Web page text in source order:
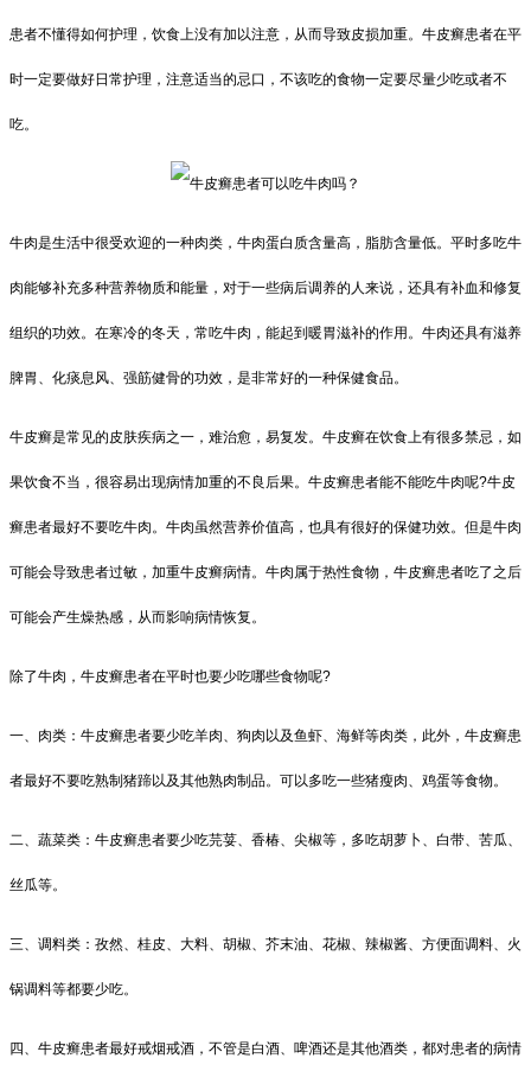
患者不懂得如何护理，饮食上没有加以注意，从而导致皮损加重。牛皮癣患者在平
时一定要做好日常护理，注意适当的忌口，不该吃的食物一定要尽量少吃或者不
吃。
牛肉是生活中很受欢迎的一种肉类，牛肉蛋白质含量高，脂肪含量低。平时多吃牛
肉能够补充多种营养物质和能量，对于一些病后调养的人来说，还具有补血和修复
组织的功效。在寒冷的冬天，常吃牛肉，能起到暖胃滋补的作用。牛肉还具有滋养
脾胃、化痰息风、强筋健骨的功效，是非常好的一种保健食品。
牛皮癣是常见的皮肤疾病之一，难治愈，易复发。牛皮癣在饮食上有很多禁忌，如
果饮食不当，很容易出现病情加重的不良后果。牛皮癣患者能不能吃牛肉呢?牛皮
癣患者最好不要吃牛肉。牛肉虽然营养价值高，也具有很好的保健功效。但是牛肉
可能会导致患者过敏，加重牛皮癣病情。牛肉属于热性食物，牛皮癣患者吃了之后
可能会产生燥热感，从而影响病情恢复。
除了牛肉，牛皮癣患者在平时也要少吃哪些食物呢?
一、肉类：牛皮癣患者要少吃羊肉、狗肉以及鱼虾、海鲜等肉类，此外，牛皮癣患
者最好不要吃熟制猪蹄以及其他熟肉制品。可以多吃一些猪瘦肉、鸡蛋等食物。
二、蔬菜类：牛皮癣患者要少吃芫荽、香椿、尖椒等，多吃胡萝卜、白带、苦瓜、
丝瓜等。
三、调料类：孜然、桂皮、大料、胡椒、芥末油、花椒、辣椒酱、方便面调料、火
锅调料等都要少吃。
四、牛皮癣患者最好戒烟戒酒，不管是白酒、啤酒还是其他酒类，都对患者的病情